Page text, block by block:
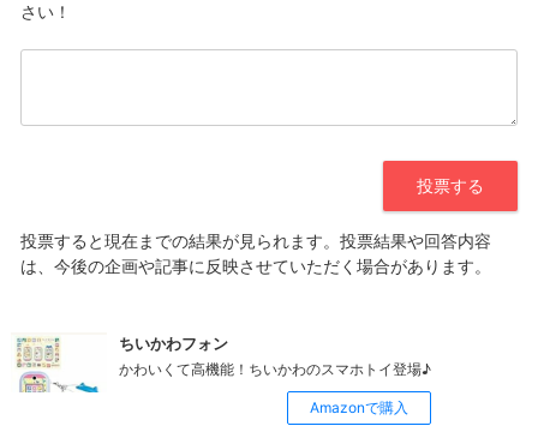
ちいかわフォン
かわいくて高機能！ちいかわのスマホトイ登場♪
Amazonで購入